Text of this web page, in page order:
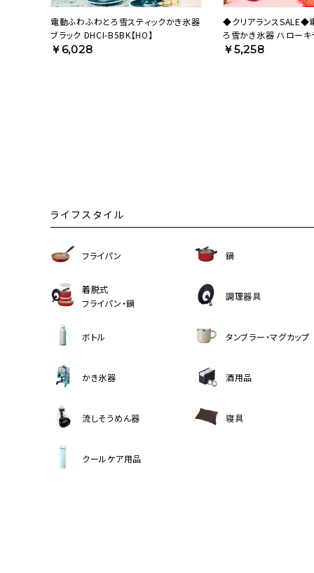
電動ふわふわとろ雪スティックかき氷器
ブラック DHCI-B5BK【HO】
￥6,028
◆クリアランスSALE◆
ろ雪かき氷器 ハローキ
B5KT【HO】
￥5,258
ライフスタイル
フライパン 鍋
着脱式
フライパン・鍋
調理器具
ボトル タンブラー・マグカップ
かき氷器 酒用品
流しそうめん器 寝具
クールケア用品